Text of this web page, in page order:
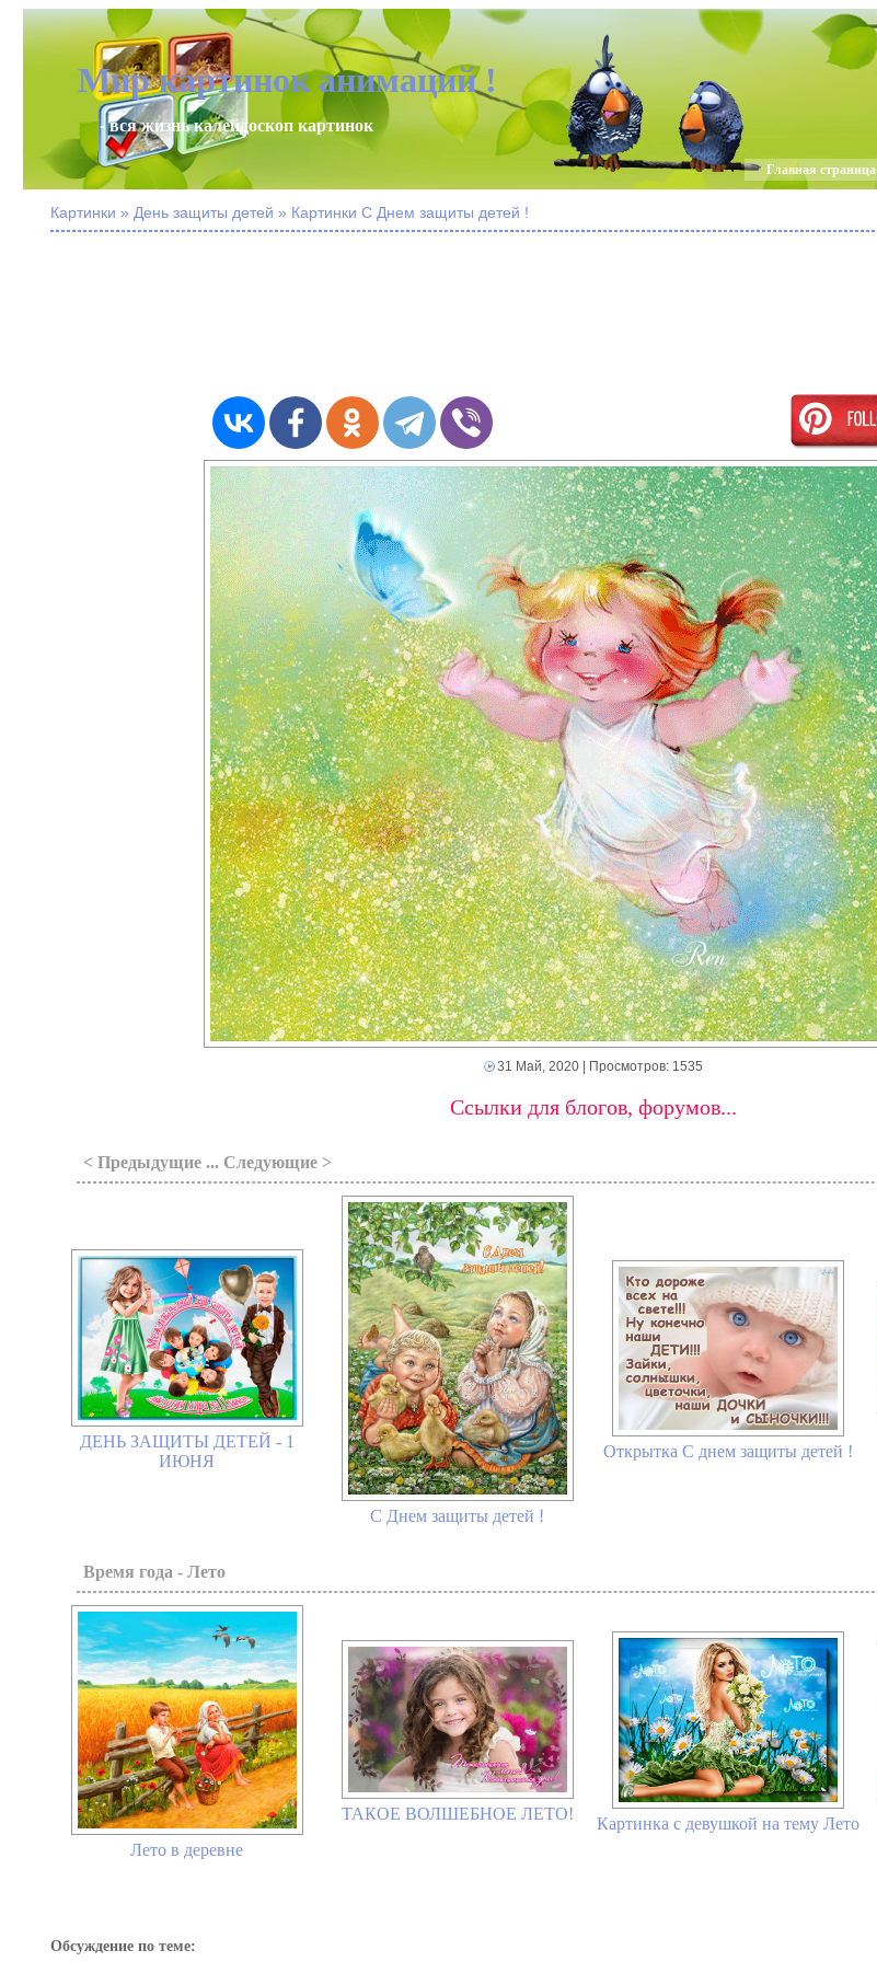
Мир картинок анимаций !
- вся жизнь калейдоскоп картинок
Главная страница
Картинки » День защиты детей » Картинки С Днем защиты детей !
31 Май, 2020| Просмотров: 1535
Ссылки для блогов, форумов...
< Предыдущие ... Следующие >
ДЕНЬ ЗАЩИТЫ ДЕТЕЙ - 1
ИЮНЯ
С Днем защиты детей !
Открытка С днем защиты детей !
Время года - Лето
Лето в деревне
ТАКОЕ ВОЛШЕБНОЕ ЛЕТО!
Картинка с девушкой на тему Лето
Обсуждение по теме: